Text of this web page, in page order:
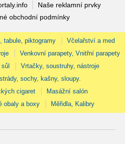
Naše reklamní prvky
obchodní podmínky
tabule, piktogramy
Včelařství a med
Venkovní parapety, Vnitřní parapety
Vrtačky, soustruhy, nástroje
sochy, kašny, sloupy.
cigaret
Masážní salón
obaly a boxy
Měřidla, Kalibry